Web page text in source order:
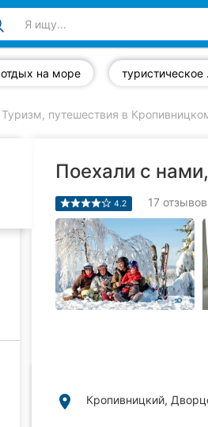
отдых на море
Туризм, путешествия в
Поехали с
4.2 17 отзывов
place Кропивницкий,